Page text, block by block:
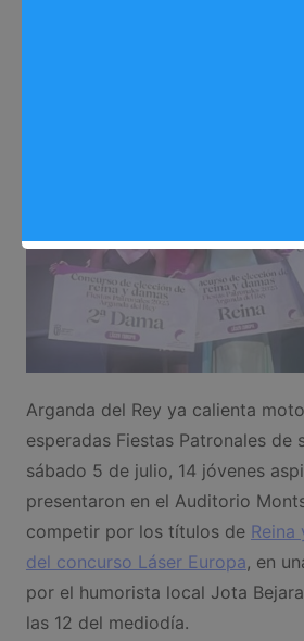
Arganda del Rey ya calienta
esperadas Fiestas Patronales de
sábado 5 de julio, 14 jóvenes
presentaron en el Auditorio
competir por los títulos de Reina
del concurso Láser Europa, en
por el humorista local Jota
las 12 del mediodía.